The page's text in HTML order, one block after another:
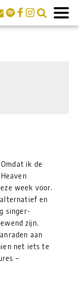
ik de
week voor.
alternatief en
singer-
zijn.
aan
net iets te
–